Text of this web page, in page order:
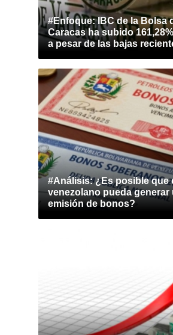
#Enfoque: IBC de la Bolsa
Caracas ha subido
a pesar de las bajas
#Análisis: ¿Es posible que
venezolano pueda generar
emisión de bonos?